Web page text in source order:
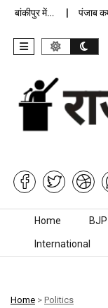
में… पंजाब
Skip to content
Home BJP
International
Home > Politics